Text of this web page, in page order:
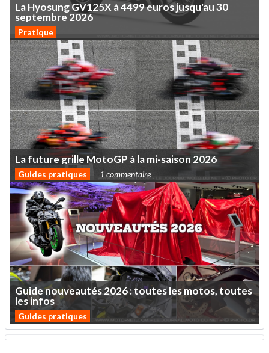
LaHyosungGV125X à4499eurosjusqu'au30
septembre 2026
Pratique
Lafuturegrille MotoGP àlami-saison 2026
Guides pratiques 1 commentaire
Guidenouveautés2026:touteslesmotos,toutes
lesinfos
Guides pratiques